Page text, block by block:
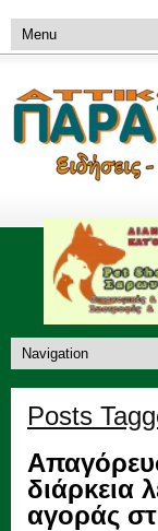
Posts
διάρκεια
αγοράς